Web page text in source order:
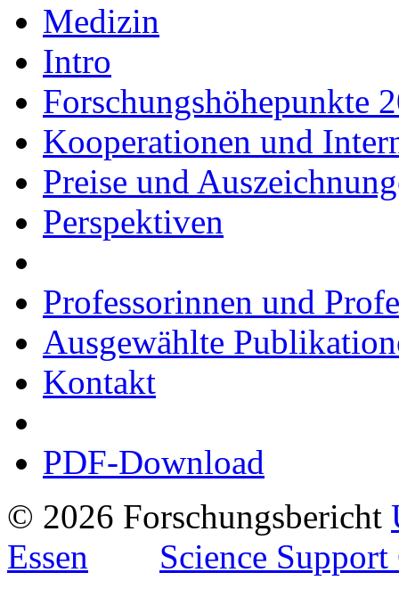
Medizin
Intro
Forschungshöhepunkte
Kooperationen und
Preise und
Perspektiven
Professorinnen und
Ausgewählte
Kontakt
PDF-Download
© 2026 Forschungsbericht
Essen
Science